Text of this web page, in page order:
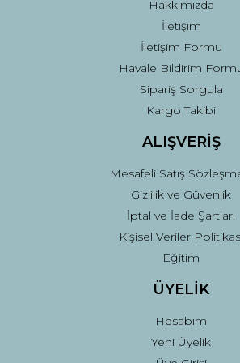
Gönder
Hakkımızda
İletişim
İletişim Formu
Havale Bildirim
Sipariş Sorgula
Kargo Takibi
ALIŞVERİŞ
Mesafeli Satış
Gizlilik ve Güvenlik
İptal ve İade Şartları
Kişisel Veriler
Eğitim
ÜYELİK
Hesabım
Yeni Üyelik